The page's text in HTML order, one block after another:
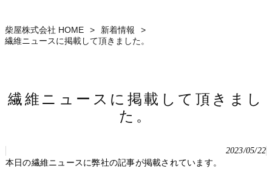
柴屋株式会社 HOME > 新着情報
>
繊維ニュースに掲載して頂きました。
繊維ニュースに掲載して頂きまし
た。
2023/05/22
本日の繊維ニュースに弊社の記事が掲載されています。